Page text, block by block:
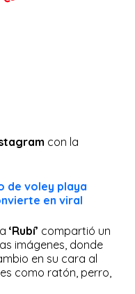
con la
de voley playa
en viral
‘Rubí’ compartió un
imágenes, donde
en su cara al
como ratón, perro,